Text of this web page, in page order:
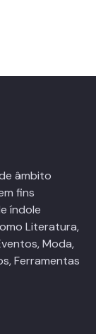
âmbito
fins
índole
Literatura,
Moda,
Ferramentas